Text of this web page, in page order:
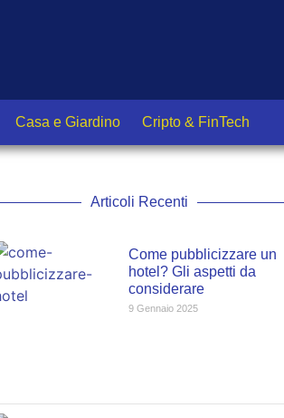
Casa e Giardino Cripto & FinTech
Articoli Recenti
Come pubblicizzare un
hotel? Gli aspetti da
considerare
9 Gennaio 2025